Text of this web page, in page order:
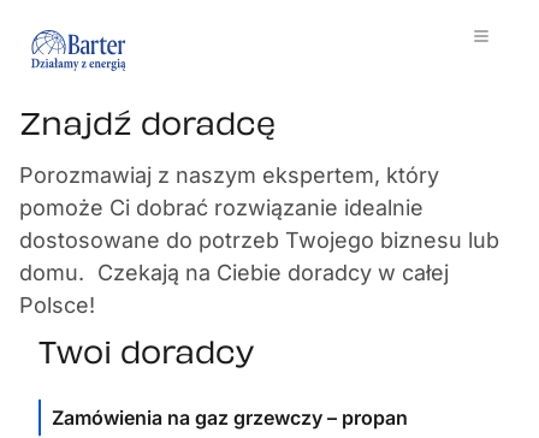
Znajdź doradcę
Porozmawiaj z naszym ekspertem, który
pomoże Ci dobrać rozwiązanie idealnie
dostosowane do potrzeb Twojego biznesu lub
domu. Czekają na Ciebie doradcy w całej
Polsce!
Twoi doradcy
Zamówienia na gaz grzewczy – propan